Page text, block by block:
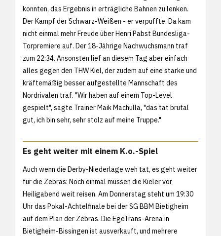
konnten, das Ergebnis in erträgliche Bahnen zu lenken.
Der Kampf der Schwarz-Weißen - er verpuffte. Da kam
nicht einmal mehr Freude über Henri Pabst Bundesliga-
Torpremiere auf. Der 18-Jährige Nachwuchsmann traf
zum 22:34. Ansonsten lief an diesem Tag aber einfach
alles gegen den THW Kiel, der zudem auf eine starke und
kräftemäßig besser aufgestellte Mannschaft des
Nordrivalen traf. "Wir haben auf einem Top-Level
gespielt", sagte Trainer Maik Machulla, "das tat brutal
gut, ich bin sehr, sehr stolz auf meine Truppe."
Es geht weiter mit einem K.o.-Spiel
Auch wenn die Derby-Niederlage weh tat, es geht weiter
für die Zebras: Noch einmal müssen die Kieler vor
Heiligabend weit reisen. Am Donnerstag steht um 19:30
Uhr das Pokal-Achtelfinale bei der SG BBM Bietigheim
auf dem Plan der Zebras. Die EgeTrans-Arena in
Bietigheim-Bissingen ist ausverkauft, und mehrere